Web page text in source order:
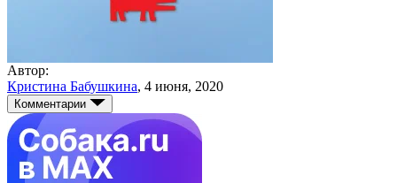
Автор:
Кристина Бабушкина, 4 июня, 2020
Комментарии